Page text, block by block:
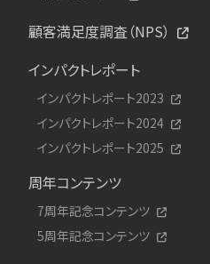
顧客満足度調査（NPS）
インパクトレポート
インパクトレポート2023
インパクトレポート2024
インパクトレポート2025
周年コンテンツ
7周年記念コンテンツ
5周年記念コンテンツ